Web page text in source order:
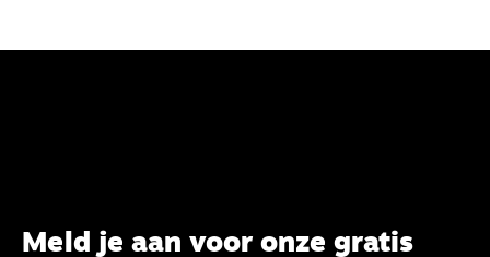
Meld je aan voor onze gratis